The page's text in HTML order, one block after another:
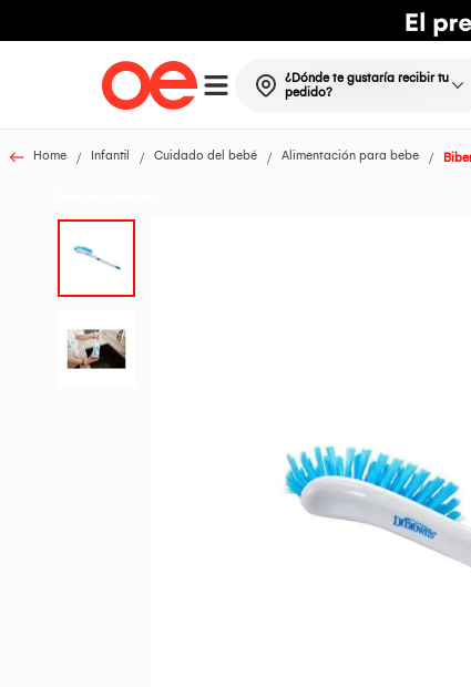
¿Dónde te gustaría recibir tu
pedido?
Home Infantil Cuidado del bebé Alimentación para bebe